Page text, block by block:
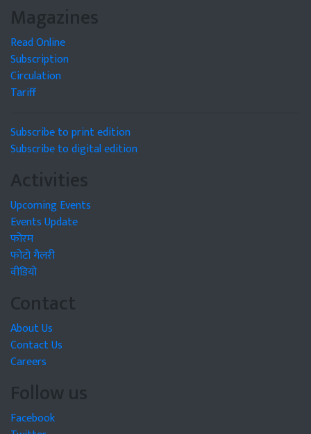
Magazines
Read Online
Subscription
Circulation
Tariff
Subscribe to print edition
Subscribe to digital edition
Activities
Upcoming Events
Events Update
फोरम
फोटो गैलरी
वीडियो
Contact
About Us
Contact Us
Careers
Follow us
Facebook